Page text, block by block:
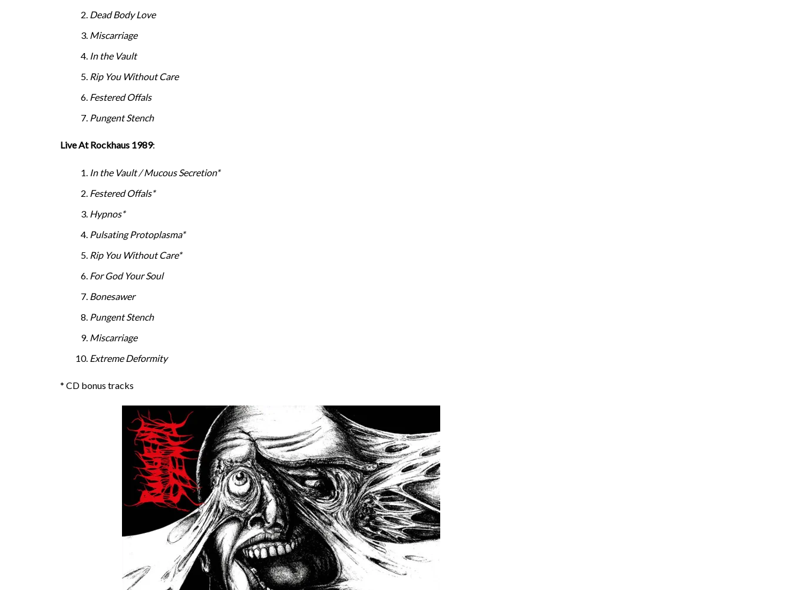
Dead Body Love
Miscarriage
In the Vault
Rip You Without Care
Festered Offals
Pungent Stench
Live At Rockhaus 1989:
In the Vault / Mucous Secretion*
Festered Offals*
Hypnos*
Pulsating Protoplasma*
Rip You Without Care*
For God Your Soul
Bonesawer
Pungent Stench
Miscarriage
Extreme Deformity
* CD bonus tracks